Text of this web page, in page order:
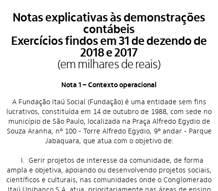
Notas explicativas às demonstrações
contábeis
Exercícios findos em 31 de dezendo de
2018 e 2017
(em milhares de reais)
Nota 1 – Contexto operacional
A Fundação Itaú Social (Fundação) é uma entidade sem fins
lucrativos, constituída em 14 de outubro de 1988, com sede no
município de São Paulo, localizada na Praça Alfredo Egydio de
Souza Aranha, nº 100 - Torre Alfredo Egydio, 9º andar - Parque
Jabaquara, que atua com o objetivo de:
I. Gerir projetos de interesse da comunidade, de forma
ampla e objetiva, apoiando ou desenvolvendo projetos sociais,
científicos e culturais, nas comunidades onde o Conglomerado